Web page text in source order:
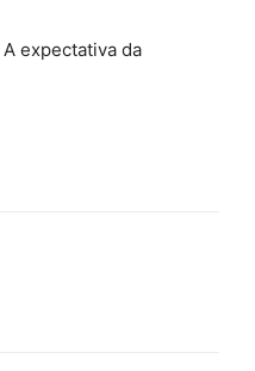
expectativa da